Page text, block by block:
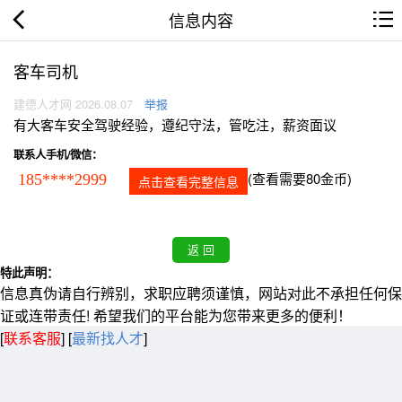
信息内容
客车司机
建德人才网 2026.08.07 举报
有大客车安全驾驶经验，遵纪守法，管吃注，薪资面议
联系人手机/微信：
185****2999 点击查看完整信息 (查看需要80金币)
特此声明：
信息真伪请自行辨别，求职应聘须谨慎，网站对此不承担任何保
证或连带责任! 希望我们的平台能为您带来更多的便利！
[联系客服] [最新找人才]